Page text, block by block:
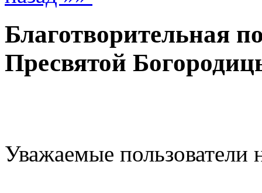
Благотворительная
Пресвятой
Уважаемые пользователи